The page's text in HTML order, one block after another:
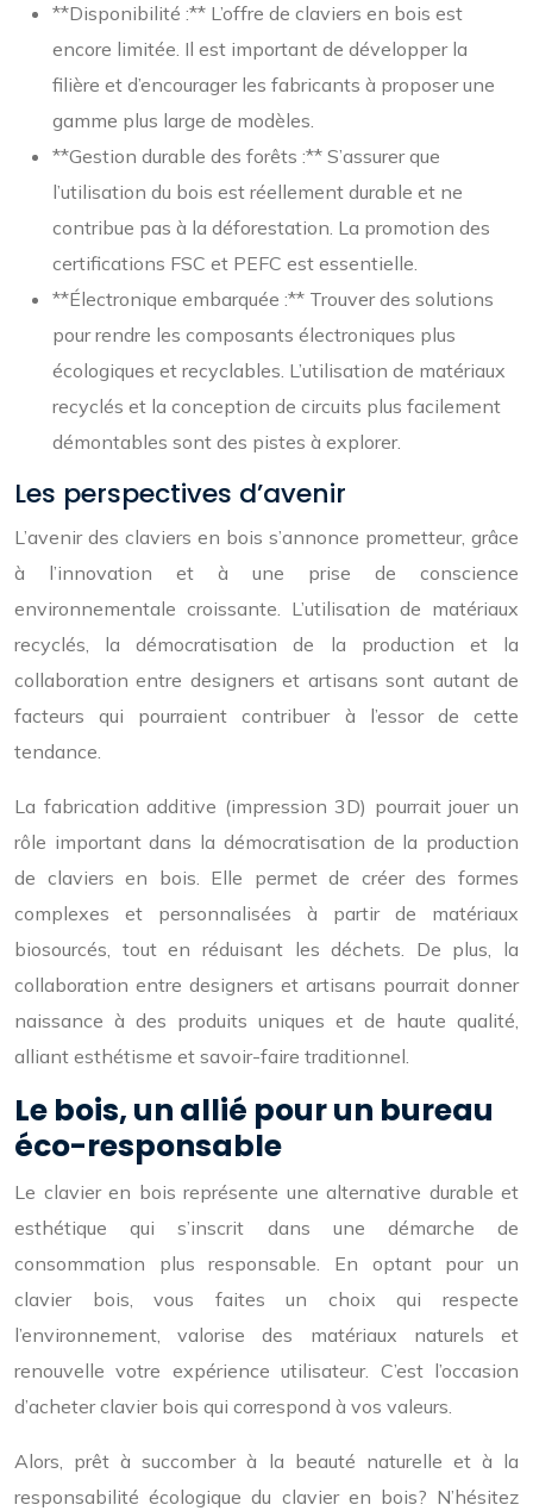
**Disponibilité :** L’offre de claviers en bois est
encore limitée. Il est important de développer la
filière et d’encourager les fabricants à proposer une
gamme plus large de modèles.
**Gestion durable des forêts :** S’assurer que
l’utilisation du bois est réellement durable et ne
contribue pas à la déforestation. La promotion des
certifications FSC et PEFC est essentielle.
**Électronique embarquée :** Trouver des solutions
pour rendre les composants électroniques plus
écologiques et recyclables. L’utilisation de matériaux
recyclés et la conception de circuits plus facilement
démontables sont des pistes à explorer.
Les perspectives d’avenir
L’avenir des claviers en bois s’annonce prometteur, grâce
à l’innovation et à une prise de conscience
environnementale croissante. L’utilisation de matériaux
recyclés, la démocratisation de la production et la
collaboration entre designers et artisans sont autant de
facteurs qui pourraient contribuer à l’essor de cette
tendance.
La fabrication additive (impression 3D) pourrait jouer un
rôle important dans la démocratisation de la production
de claviers en bois. Elle permet de créer des formes
complexes et personnalisées à partir de matériaux
biosourcés, tout en réduisant les déchets. De plus, la
collaboration entre designers et artisans pourrait donner
naissance à des produits uniques et de haute qualité,
alliant esthétisme et savoir-faire traditionnel.
Le bois, un allié pour un bureau
éco-responsable
Le clavier en bois représente une alternative durable et
esthétique qui s’inscrit dans une démarche de
consommation plus responsable. En optant pour un
clavier bois, vous faites un choix qui respecte
l’environnement, valorise des matériaux naturels et
renouvelle votre expérience utilisateur. C’est l’occasion
d’acheter clavier bois qui correspond à vos valeurs.
Alors, prêt à succomber à la beauté naturelle et à la
responsabilité écologique du clavier en bois? N’hésitez